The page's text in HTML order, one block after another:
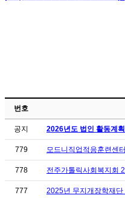
번호
공지 2026년도 법인 활동계
779 모드니직업적응훈련센
778 전주가톨릭사회복지회
777 2025년 무지개장학재